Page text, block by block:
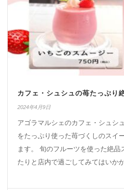
カフェ・シュシュの苺たっぷり
2024年4月9日
アゴラマルシェのカフェ・シュシ
をたっぷり使った苺づくしのスイ
ます。 旬のフルーツを使った絶品
たりと店内で過ごしてみてはいか